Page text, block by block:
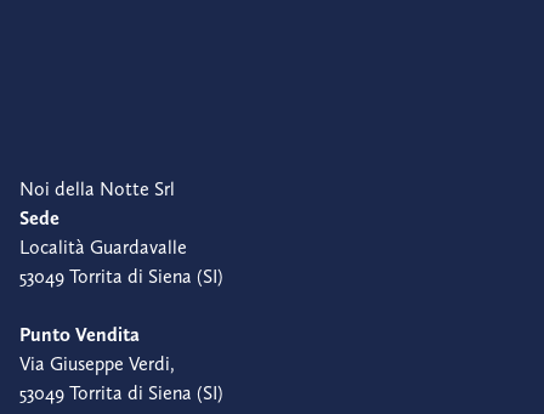
Noi della Notte Srl
Sede
Località Guardavalle
53049 Torrita di Siena (SI)
Punto Vendita
Via Giuseppe Verdi,
53049 Torrita di Siena (SI)